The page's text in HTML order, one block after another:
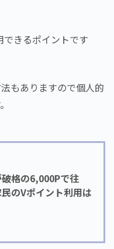
きるポイントです
もありますので個人的
格の6,000Pで往
のVポイント利用は